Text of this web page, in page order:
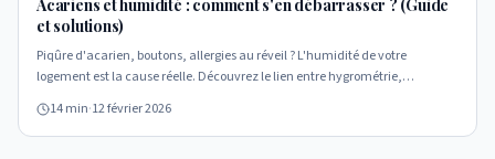
Acariens et humidité : comment s'en débarrasser ? (Guide
et solutions)
Piqûre d'acarien, boutons, allergies au réveil ? L'humidité de votre
logement est la cause réelle. Découvrez le lien entre hygrométrie,
assainir votre habitat.
14 min·12 février 2026